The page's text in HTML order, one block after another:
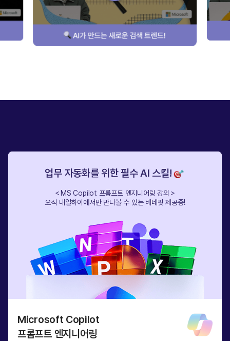
업무 자동화를 위한 필수 AI 스킬!
＜MS Copilot 프롬프트 엔지니어링 강의＞
오직 내일하이에서만 만나볼 수 있는 베네핏 제공중!
Microsoft Copilot
프롬프트 엔지니어링